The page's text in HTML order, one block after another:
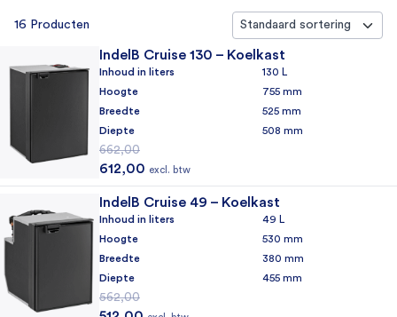
16 Producten
IndelB Cruise 130 – Koelkast
Inhoud in liters
130 L
Hoogte
755 mm
Breedte
525 mm
Diepte
508 mm
662,00
Oorspronkelijke prijs was: 662,00.
612,00 excl. btw
IndelB Cruise 49 – Koelkast
Inhoud in liters
49 L
Hoogte
530 mm
Breedte
380 mm
Diepte
455 mm
562,00
Oorspronkelijke prijs was: 562,00.